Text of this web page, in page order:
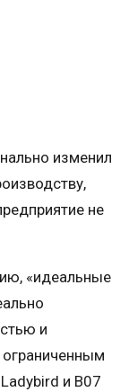
изменил
не
«идеальные
и
и B07